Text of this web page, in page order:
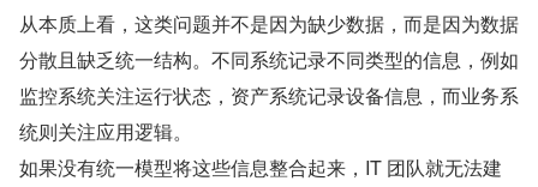
从本质上看，这类问题并不是因为缺少数据，而是因为数据
分散且缺乏统一结构。不同系统记录不同类型的信息，例如
监控系统关注运行状态，资产系统记录设备信息，而业务系
统则关注应用逻辑。
如果没有统一模型将这些信息整合起来，IT 团队就无法建